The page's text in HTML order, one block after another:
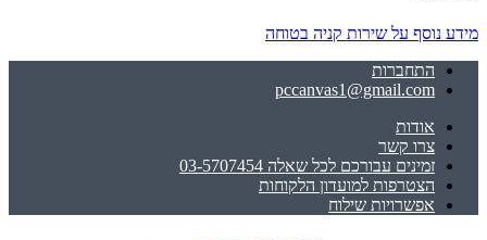
מידע נוסף על שירות קניה בטוחה
התחברות
pccanvas1@gmail.com
אודות
צרו קשר
זמינים עבורכם לכל שאלה 03-5707454
הצטרפות למועדון הלקוחות
אפשרויות שילוח